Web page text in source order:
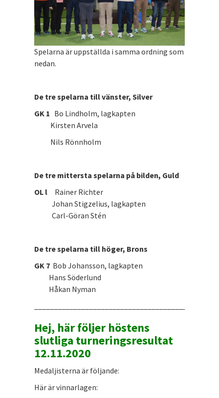
Spelarna är uppställda i samma ordning som
nedan.
De tre spelarna till vänster, Silver
GK 1 Bo Lindholm, lagkapten
Kirsten Arvela
Nils Rönnholm
De tre mittersta spelarna på bilden, Guld
OL l Rainer Richter
Johan Stigzelius, lagkapten
Carl-Göran Stén
De tre spelarna till höger, Brons
GK 7 Bob Johansson, lagkapten
Hans Söderlund
Håkan Nyman
Hej, här följer höstens
slutliga turneringsresultat
12.11.2020
Medaljisterna är följande:
Här är vinnarlagen: